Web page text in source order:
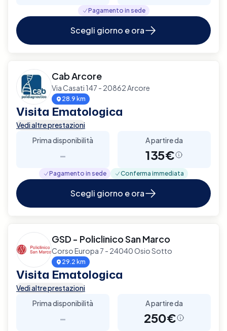
Pagamento in sede
Scegli giorno e ora
Cab Arcore
Via Casati 147 - 20862 Arcore
28.9 km
Visita Ematologica
Vedi altre prestazioni
Prima disponibilità
-
A partire da
135€
Pagamento in sede Conferma immediata
Scegli giorno e ora
GSD - Policlinico San Marco
Corso Europa 7 - 24040 Osio Sotto
29.2 km
Visita Ematologica
Vedi altre prestazioni
Prima disponibilità
-
A partire da
250€